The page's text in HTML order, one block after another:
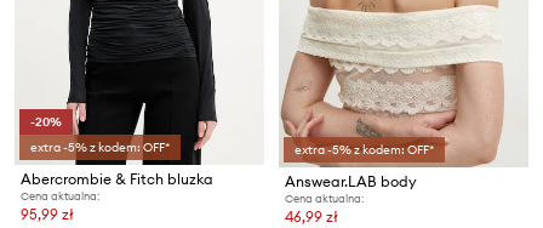
-20%
extra -5% z kodem: OFF*
Abercrombie & Fitch bluzka
Cena aktualna:
95,99 zł
extra -5% z kodem: OFF*
Answear.LAB body
Cena aktualna:
46,99 zł